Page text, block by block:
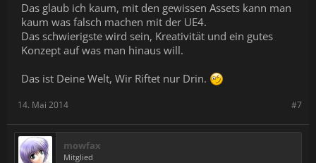
Das glaub ich kaum, mit den gewissen Assets kann man
kaum was falsch machen mit der UE4.
Das schwierigste wird sein, Kreativität und ein gutes
Konzept auf was man hinaus will.
Das ist Deine Welt, Wir Riftet nur Drin.
#7
14. Mai 2014
mowfax
Mitglied